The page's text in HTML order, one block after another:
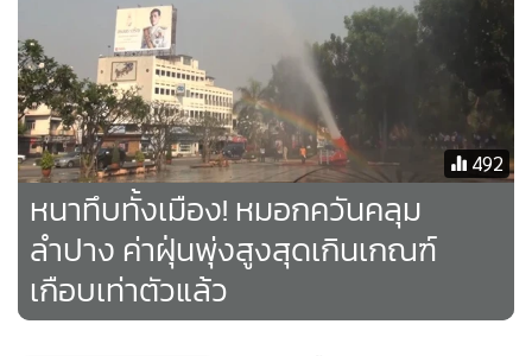
ทั้งนี้ จากการตรวจวัดคุณภาพอากาศของกรมควบคุมมลพิษ ได้
ตรวจวัดค่าฝุ่นละอองขนาดเล็กกว่า 10 ไมครอน (PM10) 4 สถานี
ของจังหวัดลำปาง พบว่าค่าสูงสุดอยู่ที่ ต.บ้านดง อ.แม่เมาะ
จ.ลำปาง วัดค่าได้ 233 ไมโครกรัมต่อลูกบาศก์เมตร, ต.พระบาท
492
หนาทึบทั้งเมือง! หมอกควันคลุม
ลำปาง ค่าฝุ่นพุ่งสูงสุดเกินเกณฑ์
เกือบเท่าตัวแล้ว